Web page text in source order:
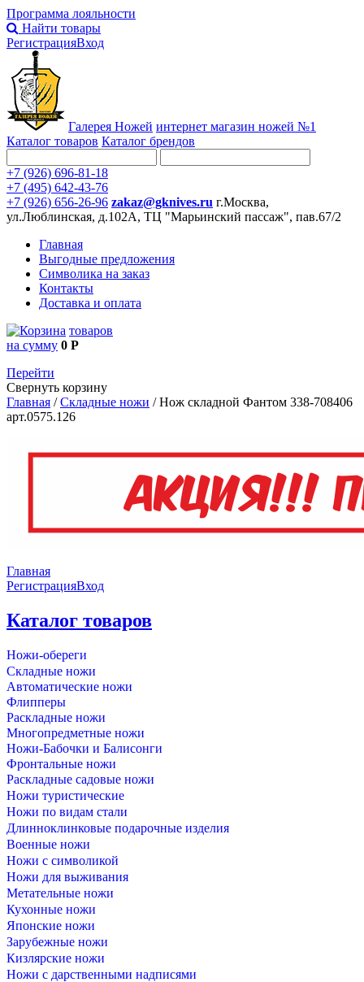
Программа лояльности
Найти товары
РегистрацияВход
Галерея Ножей интернет магазин ножей №1
Каталог товаров Каталог брендов
+7 (926) 696-81-18
+7 (495) 642-43-76
+7 (926) 656-26-96 zakaz@gknives.ru г.Москва,
ул.Люблинская, д.102А, ТЦ "Марьинский пассаж", пав.67/2
Главная
Выгодные предложения
Символика на заказ
Контакты
Доставка и оплата
товаров
на сумму 0 Р
Перейти
Свернуть корзину
Главная /Складные ножи /Нож складной Фантом 338-708406
арт.0575.126
Главная
РегистрацияВход
Каталог товаров
Ножи-обереги
Складные ножи
Автоматические ножи
Флипперы
Раскладные ножи
Многопредметные ножи
Ножи-Бабочки и Балисонги
Фронтальные ножи
Раскладные садовые ножи
Ножи туристические
Ножи по видам стали
Длинноклинковые подарочные изделия
Военные ножи
Ножи с символикой
Ножи для выживания
Метательные ножи
Кухонные ножи
Японские ножи
Зарубежные ножи
Кизлярские ножи
Ножи с дарственными надписями